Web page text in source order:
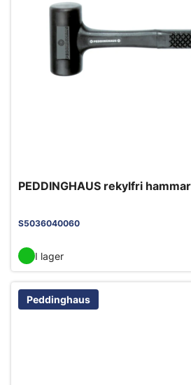
PEDDINGHAUS rekylfri
S5036040060
I lager
Peddinghaus